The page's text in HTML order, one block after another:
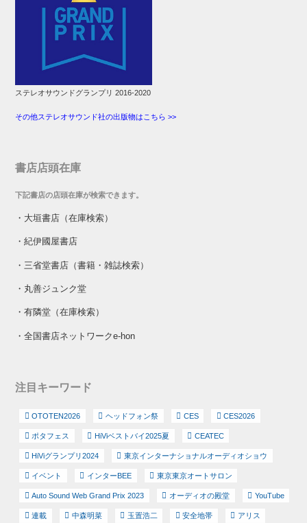
ステレオサウンドグランプリ 2016-2020
その他ステレオサウンド社の出版物はこちら >>
書店店頭在庫
下記書店の店頭在庫が検索できます。
・ 大垣書店（在庫検索）
・紀伊國屋書店
・ 三省堂書店（書籍・雑誌検索）
・ 丸善ジュンク堂
・有隣堂（在庫検索）
・全国書店ネットワークe-hon
注目キーワード
OTOTEN2026 ヘッドフォン祭 CES CES2026
ポタフェス HiViベストバイ2025夏 CEATEC
HiViグランプリ2024 東京インターナショナルオーディオショウ
イベント インターBEE 東京東京オートサロン
Auto Sound Web Grand Prix 2023 オーディオの殿堂 YouTube
連載 中森明菜 玉置浩二 安全地帯 アリス